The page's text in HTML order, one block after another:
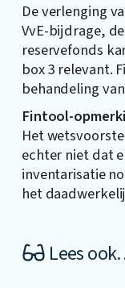
De verlenging
VvE-bijdrage,
reservefonds
box 3 relevant.
behandeling
Fintool-
Het
echter niet dat
inventarisatie
het
Lees